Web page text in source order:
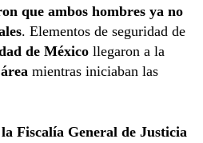
que ambos hombres ya no
. Elementos de seguridad de
de México llegaron a la
mientras iniciaban las
Fiscalía General de Justicia